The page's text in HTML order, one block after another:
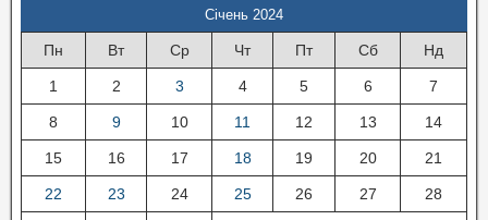
Січень 2024
Пн Вт Ср Чт Пт Сб Нд
1 2 3 4 5 6 7
8 9 10 11 12 13 14
15 16 17 18 19 20 21
22 23 24 25 26 27 28